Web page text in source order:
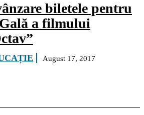
biletele pentru
a filmului
August 17, 2017